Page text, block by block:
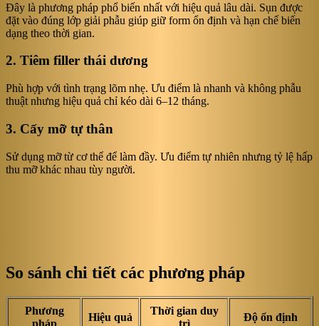
Đây là phương pháp phổ biến nhất với hiệu quả lâu dài. Sụn được
đặt vào đúng lớp giải phẫu giúp giữ form ổn định và hạn chế biến
dạng theo thời gian.
2. Tiêm filler thái dương
Phù hợp với tình trạng lõm nhẹ. Ưu điểm là nhanh và không phẫu
thuật nhưng hiệu quả chỉ kéo dài 6–12 tháng.
3. Cấy mỡ tự thân
Sử dụng mỡ từ cơ thể để làm đầy. Ưu điểm tự nhiên nhưng tỷ lệ hấp
thu mỡ khác nhau tùy người.
So sánh chi tiết các phương pháp
Phương
Hiệu quả
Thời gian duy
Độ ổn định